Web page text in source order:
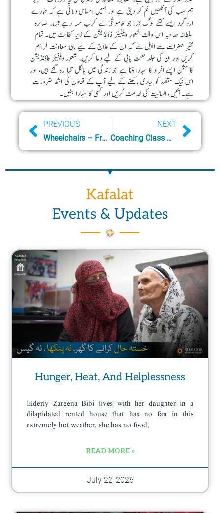
ہم سب کی آنکھیں نم کر دیتی ہے اور ہمیں احساس دلاتی ہے کہ ہمارے
اردگرد ایسے کتنے لوگ ہیں جو خاموشی سے کرب سہہ رہے ہیں۔ صابرہ
سلطانہ صاحبہ اس وقت شعور ویلفیئر فاؤنڈیشن کے زیرِ کفالت ہیں۔ تمام
مخیر حضرات سے اپیل ہے کہ ان کے علاج کے لیے مالی معاونت فراہم
کریں اور ان کی جلد صحت یابی کے لیے دعا کریں۔ شعور ویلفیئر فاؤنڈیشن
کا مشن ایسے افراد کا سہارا بننا ہے جو زندگی میں بالکل تنہا رہ گئے ہیں، اور
اس نیک مقصد کو جاری رکھنے کے لیے آپ کے تعاون کی اشد ضرورت
ہے۔ آئیں، انسانیت کی خدمت کریں اور کسی کا سہارا بنیں۔
Prev
PREVIOUS
Wheelchairs – Freedom from Dependency
NEXT
Coaching Class – Students Success
Next
Kafalat
Events & Updates
Hunger, Heat, And Helplessness
Elderly Zareena Bibi lives with her daughter in a
dilapidated rented house that has no fan in this
extremely hot weather, she has no food,
READ MORE »
July 22, 2026
PagePagePage Page